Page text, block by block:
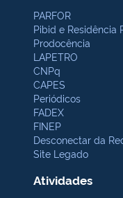
PARFOR
Pibid e Residência
Prodocência
LAPETRO
CNPq
CAPES
Periódicos
FADEX
FINEP
Desconectar da
Site Legado
Atividades